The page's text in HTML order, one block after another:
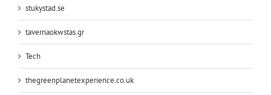
stukystad.se
tavernaokwstas.gr
Tech
thegreenplanetexperience.co.uk